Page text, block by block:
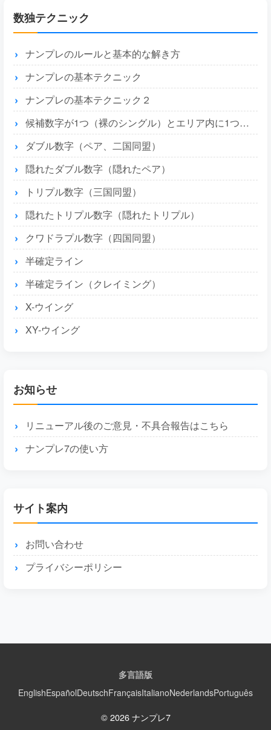
数独テクニック
ナンプレのルールと基本的な解き方
ナンプレの基本テクニック
ナンプレの基本テクニック２
候補数字が1つ（裸のシングル）とエリア内に1つ（隠れたシングル）
ダブル数字（ペア、二国同盟）
隠れたダブル数字（隠れたペア）
トリプル数字（三国同盟）
隠れたトリプル数字（隠れたトリプル）
クワドラプル数字（四国同盟）
半確定ライン
半確定ライン（クレイミング）
X-ウイング
XY-ウイング
お知らせ
リニューアル後のご意見・不具合報告はこちら
ナンプレ7の使い方
サイト案内
お問い合わせ
プライバシーポリシー
多言語版
EnglishEspañolDeutschFrançaisItalianoNederlandsPortuguês
© 2026 ナンプレ7